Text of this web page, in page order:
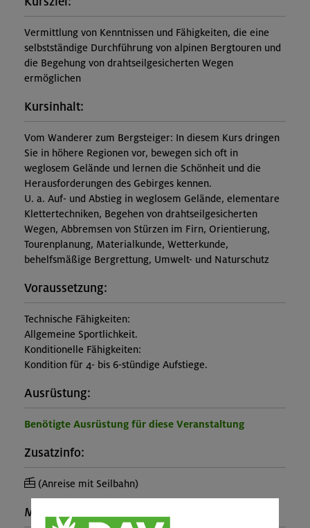
Vermittlung von Kenntnissen und Fähigkeiten, die eine
selbstständige Durchführung von alpinen Bergtouren und
die Begehung von drahtseilgesicherten Wegen
ermöglichen
Kursinhalt:
Vom Wanderer zum Bergsteiger: In diesem Kurs dringen
Sie in höhere Regionen vor, bewegen sich oft in
weglosem Gelände und lernen die Schönheit und die
Herausforderungen des Gebirges kennen.
U. a. Auf- und Abstieg in weglosem Gelände, elementare
Klettertechniken, Begehen von drahtseilgesicherten
Wegen, Abbremsen von Stürzen im Firn, Orientierung,
Tourenplanung, Materialkunde, Wetterkunde,
behelfsmäßige Bergrettung, Umwelt- und Naturschutz
Voraussetzung:
Technische Fähigkeiten:
Allgemeine Sportlichkeit.
Konditionelle Fähigkeiten:
Kondition für 4- bis 6-stündige Aufstiege.
Ausrüstung:
Benötigte Ausrüstung für diese Veranstaltung
Zusatzinfo:
(Anreise mit Seilbahn)
Maximale Teilnehmerzahl: